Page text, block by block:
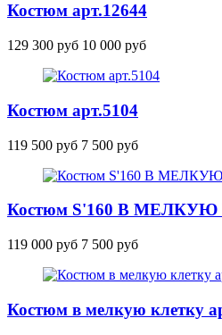
Костюм арт.12644
129 300 руб 10 000 руб
Костюм арт.5104
119 500 руб 7 500 руб
Костюм S'160 В
119 000 руб 7 500 руб
Костюм в мелкую клетку